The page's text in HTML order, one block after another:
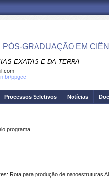
PÓS-GRADUAÇÃO EM
EXATAS E DA TERRA
ppgcc
Processos Seletivos Notícias
programa.
Rota para produção de nanoestruturas